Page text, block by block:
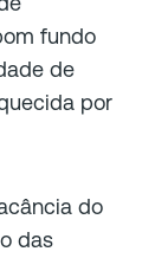
fundo
de
por
do
das